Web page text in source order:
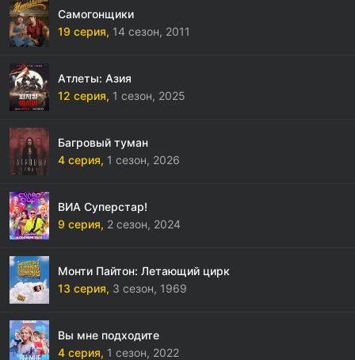
Самогонщики
19 серия, 14 сезон, 2011
Атлеты: Азия
12 серия, 1 сезон, 2025
Багровый туман
4 серия, 1 сезон, 2026
ВИА Суперстар!
9 серия, 2 сезон, 2024
Монти Пайтон: Летающий цирк
13 серия, 3 сезон, 1969
Вы мне подходите
4 серия, 1 сезон, 2022